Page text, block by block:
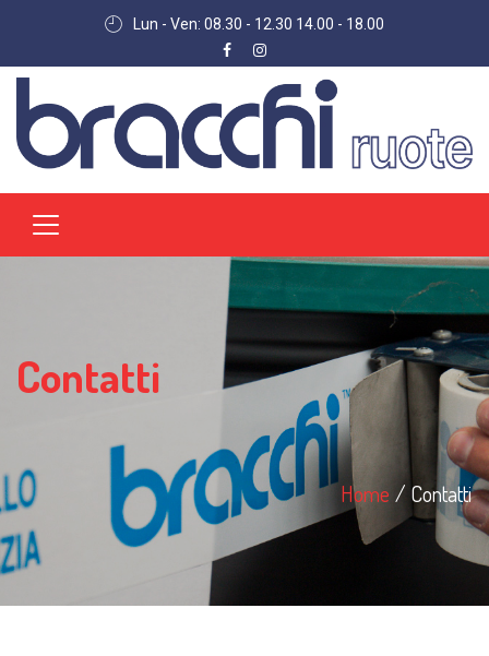
Lun - Ven: 08.30 - 12.30 14.00 - 18.00
Contatti
Home Contatti